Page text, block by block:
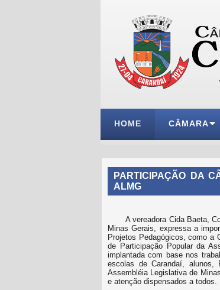
HOME CÂMARA
PARTICIPAÇÃO DA
ALMG
A vereadora Cida Baeta,
Minas Gerais, expressa a
Projetos Pedagógicos, como a
de Participação Popular da
implantada com base nos
escolas de Carandaí, alunos,
Assembléia Legislativa de
e atenção dispensados a todos.